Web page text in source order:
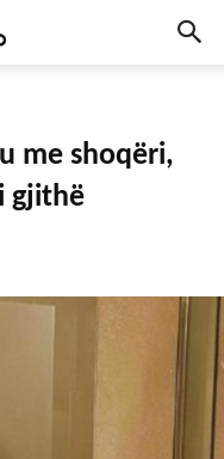
me shoqëri,
gjithë